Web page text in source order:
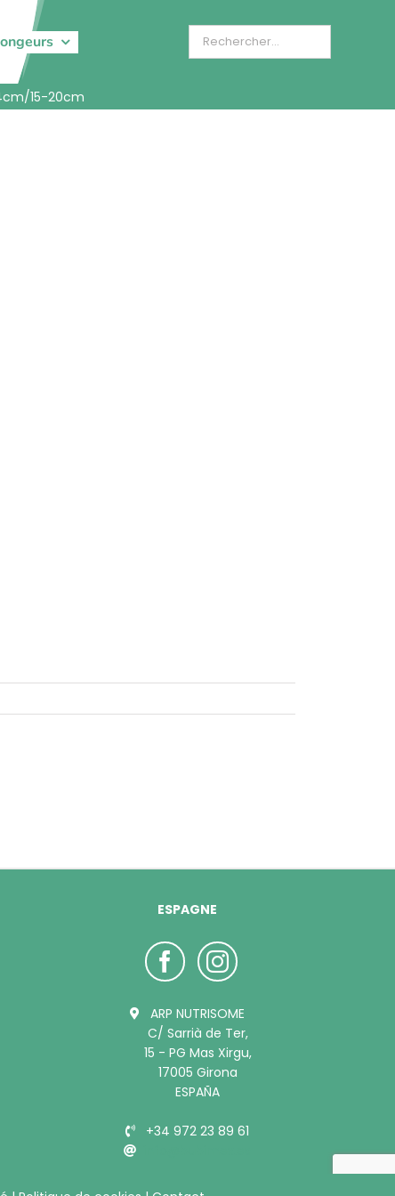
15-20cm
ESPAGNE
ARP NUTRISOME
C/ Sarrià de Ter,
15 - PG Mas Xirgu,
17005 Girona
ESPAÑA
+34 972 23 89 61